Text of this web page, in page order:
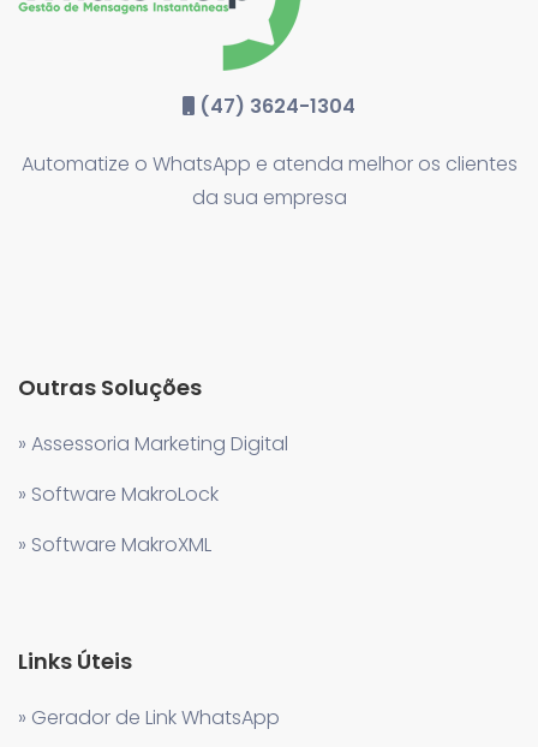
(47) 3624-1304
Automatize o WhatsApp e atenda melhor os clientes
da sua empresa
Outras Soluções
» Assessoria Marketing Digital
» Software MakroLock
» Software MakroXML
Links Úteis
» Gerador de Link WhatsApp